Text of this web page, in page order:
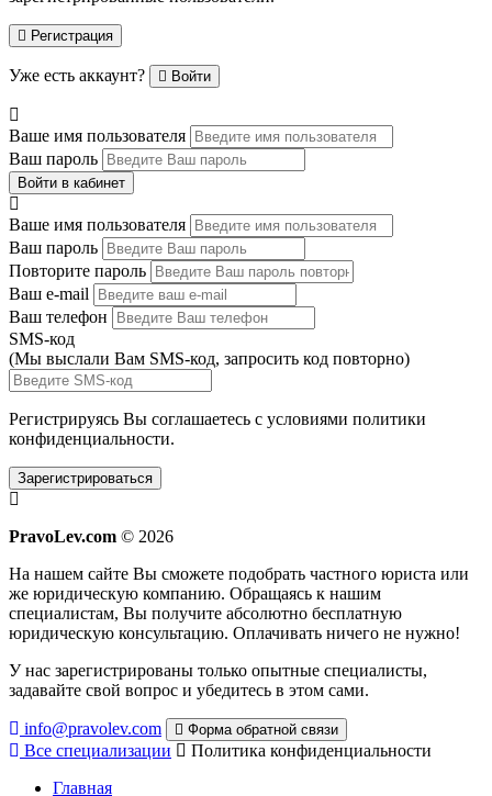
Регистрация
Уже есть аккаунт? Войти
Ваше имя пользователя
Ваш пароль
Войти в кабинет
Ваше имя пользователя
Ваш пароль
Повторите пароль
Ваш e-mail
Ваш телефон
SMS-код
(Мы выслали Вам SMS-код, запросить код повторно)
Регистрируясь Вы соглашаетесь с условиями политики
конфиденциальности.
Зарегистрироваться
PravoLev.com © 2026
На нашем сайте Вы сможете подобрать частного юриста или
же юридическую компанию. Обращаясь к нашим
специалистам, Вы получите абсолютно бесплатную
юридическую консультацию. Оплачивать ничего не нужно!
У нас зарегистрированы только опытные специалисты,
задавайте свой вопрос и убедитесь в этом сами.
info@pravolev.com Форма обратной связи
Все специализации
Политика конфиденциальности
Главная